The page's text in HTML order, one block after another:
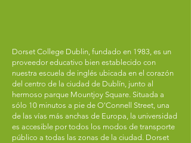
Dorset College Dublin, fundado en 1983, es un
proveedor educativo bien establecido con
nuestra escuela de inglés ubicada en el corazón
del centro de la ciudad de Dublín, junto al
hermoso parque Mountjoy Square. Situada a
sólo 10 minutos a pie de O'Connell Street, una
de las vías más anchas de Europa, la universidad
es accesible por todos los modos de transporte
público a todas las zonas de la ciudad. Dorset